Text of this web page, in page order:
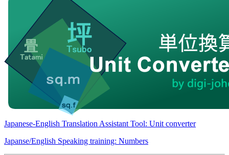
Japanese-English Translation Assistant Tool: Unit converter
Japanse/English Speaking training: Numbers